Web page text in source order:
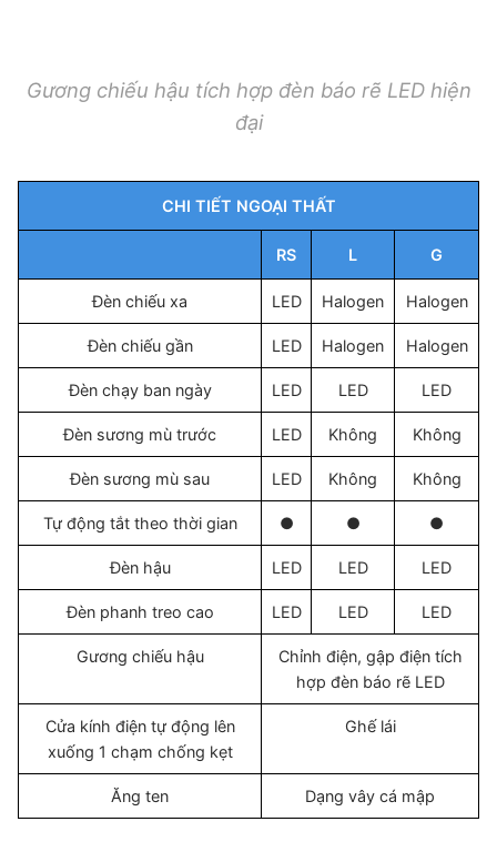
Gương chiếu hậu tích hợp đèn báo rẽ LED hiện
đại
CHI TIẾT NGOẠI THẤT
RS L G
Đèn chiếu xa LED Halogen Halogen
Đèn chiếu gần LED Halogen Halogen
Đèn chạy ban ngày LED LED LED
Đèn sương mù trước LED Không Không
Đèn sương mù sau LED Không Không
Tự động tắt theo thời gian ● ● ●
Đèn hậu LED LED LED
Đèn phanh treo cao LED LED LED
Gương chiếu hậu
Chỉnh điện, gập điện tích
hợp đèn báo rẽ LED
Cửa kính điện tự động lên
xuống 1 chạm chống kẹt
Ghế lái
Ăng ten Dạng vây cá mập